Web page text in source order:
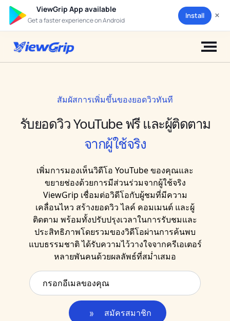
ViewGrip App available
Get a faster experience on Android
Install ×
สัมผัสการเพิ่มขึ้นของยอดวิว
รับยอดวิว YouTube ฟรี และผู้ติดตาม
จากผู้ใช้จริง
เพิ่มการมองเห็นวิดีโอ YouTube ของคุณและ
ขยายช่องด้วยการมีส่วนร่วมจากผู้ใช้จริง
ViewGrip เชื่อมต่อวิดีโอกับผู้ชมที่มีความ
เคลื่อนไหว สร้างยอดวิว ไลค์ คอมเมนต์ และผู้
ติดตาม พร้อมทั้งปรับปรุงเวลาในการรับชมและ
ประสิทธิภาพโดยรวมของวิดีโอผ่านการค้นพบ
แบบธรรมชาติ ได้รับความไว้วางใจจากครีเอเตอร์
หลายพันคนด้วยผลลัพธ์ที่สม่ำเสมอ
สมัครสมาชิก